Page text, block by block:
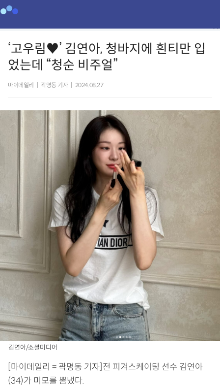
‘고우림♥’ 김연아, 청바지에 흰티만 입
었는데 “청순 비주얼”
마이데일리 곽명동 기자 2024.08.27
김연아/소셜미디어
[마이데일리 = 곽명동 기자]전 피겨스케이팅 선수 김연아
(34)가 미모를 뽐냈다.